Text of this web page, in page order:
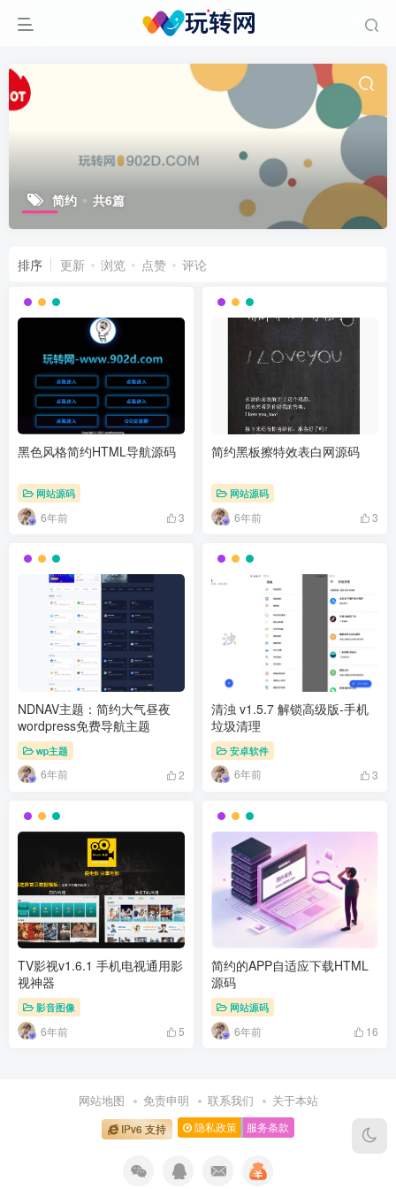
简约 共6篇
排序 更新 浏览 点赞 评论
黑色风格简约HTML导航源码
网站源码
6年前 3
简约黑板擦特效表白网源码
网站源码
6年前 3
NDNAV主题：简约大气昼夜
wordpress免费导航主题
wp主题
6年前 2
清浊 v1.5.7 解锁高级版-手机
垃圾清理
安卓软件
6年前 3
TV影视v1.6.1 手机电视通用影
视神器
影音图像
6年前 5
简约的APP自适应下载HTML
源码
网站源码
6年前 16
网站地图 免责申明 联系我们 关于本站
IPv6 支持 隐私政策 服务条款